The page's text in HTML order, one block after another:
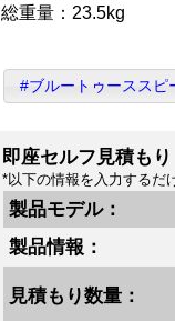
総重量：23.5kg
#ブルートゥーススピ
即座セルフ見積もり
*以下の情報を入力するだ
製品モデル：
製品情報：
見積もり数量：